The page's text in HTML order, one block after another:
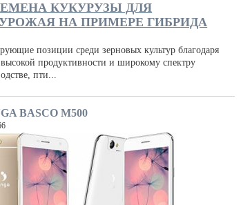
КУКУРУЗЫ ДЛЯ
НА ПРИМЕРЕ ГИБРИДА
позиции среди зерновых культур благодаря
продуктивности и широкому спектру
пти...
BASCO M500